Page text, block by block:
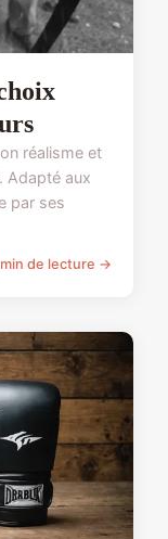
réalisme et
Adapté aux
par ses
de lecture →